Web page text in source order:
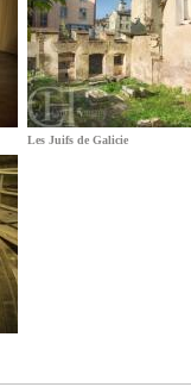
Les Juifs de Galicie